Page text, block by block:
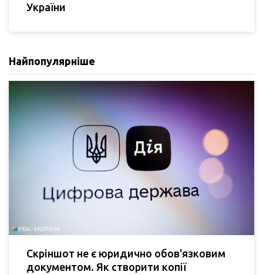
України
Найпопулярніше
Скріншот не є юридично обов'язковим
документом. Як створити копії